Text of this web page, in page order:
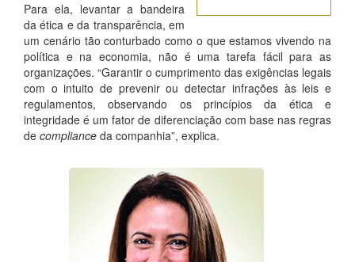
Para ela, levantar a bandeira
da ética e da transparência, em
um cenário tão conturbado como o que estamos vivendo na
política e na economia, não é uma tarefa fácil para as
organizações. “Garantir o cumprimento das exigências legais
com o intuito de prevenir ou detectar infrações às leis e
regulamentos, observando os princípios da ética e
integridade é um fator de diferenciação com base nas regras
de compliance da companhia”, explica.